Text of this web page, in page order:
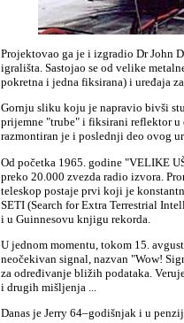
Projektovao ga je i izgradio Dr John
igrališta. Sastojao se od velike
pokretna i jedna fiksirana) i uređaja
Gornju sliku koju je napravio bivši
prijemne "trube" i fiksirani reflektor u
razmontiran je i poslednji deo ovog
Od početka 1965. godine "VELIKE
preko 20.000 zvezda radio izvora.
teleskop postaje prvi koji je
SETI (Search for Extra Terrestrial
i u Guinnesovu knjigu rekorda.
U jednom momentu, tokom 15.
neočekivan signal, nazvan "Wow!
za određivanje bližih podataka.
i drugih mišljenja ...
Danas je Jerry 64–godišnjak i u